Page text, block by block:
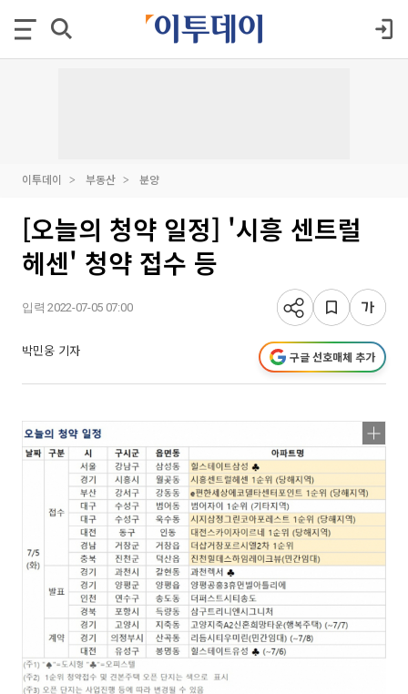
이투데이 부동산 분양
[오늘의 청약 일정] '시흥 센트럴
헤센' 청약 접수 등
입력 2022-07-05 07:00
박민웅 기자 구글 선호매체 추가